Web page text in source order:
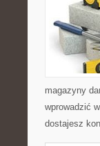
magazyny
wprowadzić
dostajesz